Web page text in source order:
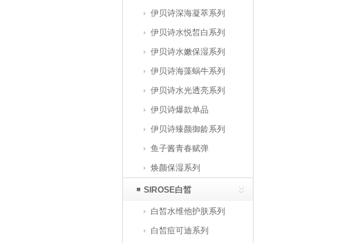
伊贝诗深海凝萃系列
伊贝诗水悦皙白系列
伊贝诗水嫩保湿系列
伊贝诗海藻蜗牛系列
伊贝诗水光透亮系列
伊贝诗爆款单品
伊贝诗臻颜御龄系列
鱼子酱青春赋弹
焕颜保湿系列
SIROSE白皙
白皙水维他护肤系列
白皙痘可迪系列